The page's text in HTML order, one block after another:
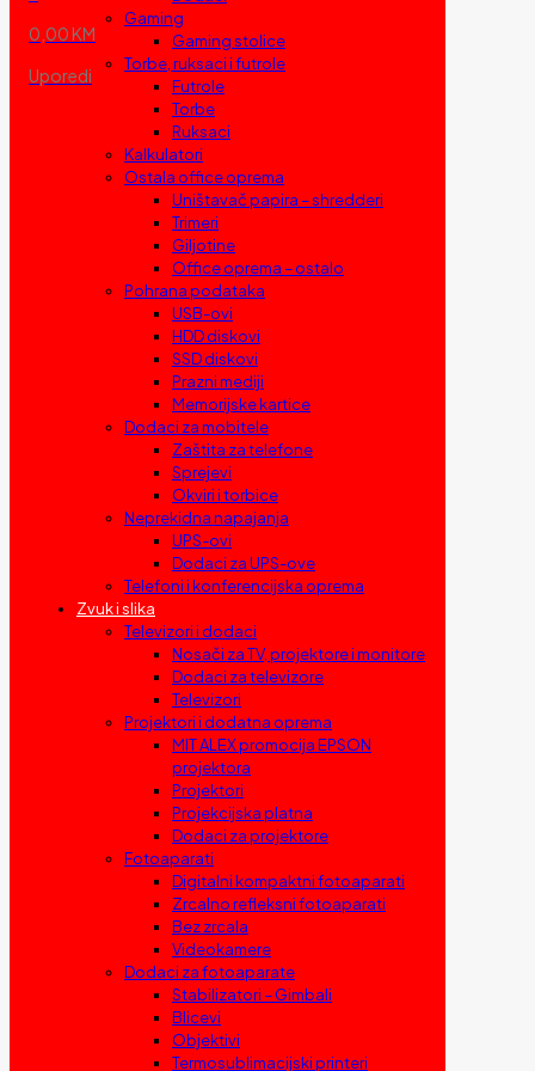
0,00 KM
Uporedi
Gaming
Gaming stolice
Torbe, ruksaci i futrole
Futrole
Torbe
Ruksaci
Kalkulatori
Ostala office oprema
Uništavač papira – shredderi
Trimeri
Giljotine
Office oprema – ostalo
Pohrana podataka
USB-ovi
HDD diskovi
SSD diskovi
Prazni mediji
Memorijske kartice
Dodaci za mobitele
Zaštita za telefone
Sprejevi
Okviri i torbice
Neprekidna napajanja
UPS-ovi
Dodaci za UPS-ove
Telefoni i konferencijska oprema
Zvuk i slika
Televizori i dodaci
Nosači za TV, projektore i monitore
Dodaci za televizore
Televizori
Projektori i dodatna oprema
MIT ALEX promocija EPSON
projektora
Projektori
Projekcijska platna
Dodaci za projektore
Fotoaparati
Digitalni kompaktni fotoaparati
Zrcalno refleksni fotoaparati
Bez zrcala
Videokamere
Dodaci za fotoaparate
Stabilizatori – Gimbali
Blicevi
Objektivi
Termosublimacijski printeri